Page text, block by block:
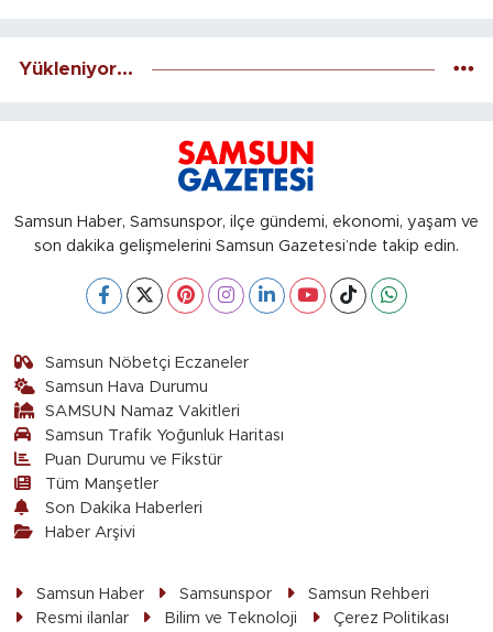
Yükleniyor...
Samsun Haber, Samsunspor, ilçe gündemi, ekonomi, yaşam ve
son dakika gelişmelerini Samsun Gazetesi’nde takip edin.
Samsun Nöbetçi Eczaneler
Samsun Hava Durumu
SAMSUN Namaz Vakitleri
Samsun Trafik Yoğunluk Haritası
Puan Durumu ve Fikstür
Tüm Manşetler
Son Dakika Haberleri
Haber Arşivi
Samsun Haber Samsunspor
Samsun Rehberi
Resmi ilanlar
Bilim ve Teknoloji Çerez Politikası